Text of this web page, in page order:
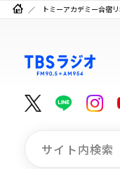
トミーアカデミー合宿リ